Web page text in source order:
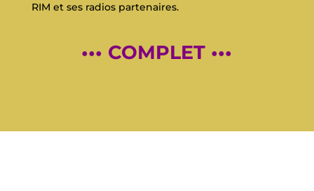
RIM et ses radios partenaires.
••• COMPLET •••